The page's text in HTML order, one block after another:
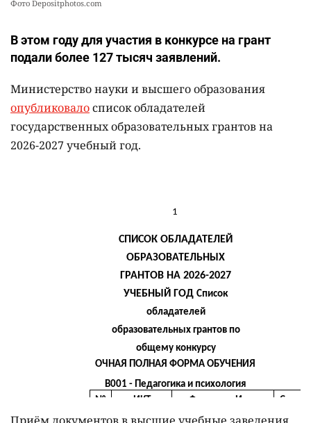
Фото Depositphotos.com
В этом году для участия в конкурсе на грант
подали более 127 тысяч заявлений.
Министерство науки и высшего образования
опубликовалосписок обладателей
государственных образовательных грантов на
2026-2027 учебный год.